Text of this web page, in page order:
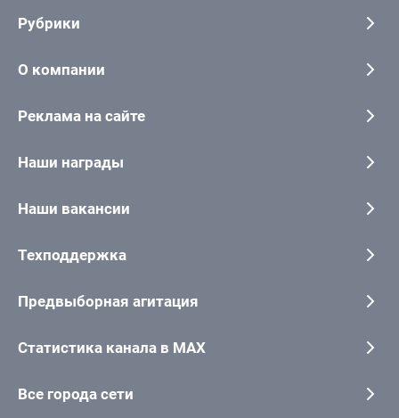
Рубрики
О компании
Реклама на сайте
Наши награды
Наши вакансии
Техподдержка
Предвыборная агитация
Статистика канала в MAX
Все города сети